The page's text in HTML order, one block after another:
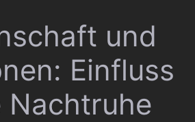
und
Einfluss
Nachtruhe